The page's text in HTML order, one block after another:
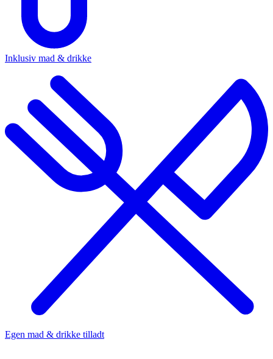
Inklusiv mad & drikke
Egen mad & drikke tilladt